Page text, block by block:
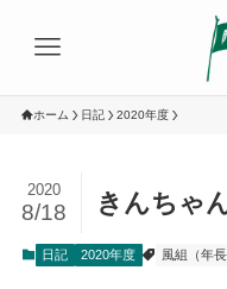
ホーム 日記 2020年度
きんちゃ
2020
8/18
日記 2020年度 風組（年長